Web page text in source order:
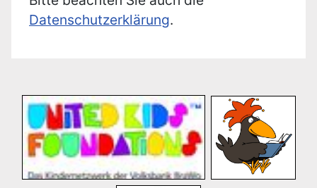
Datenschutzerklärung.